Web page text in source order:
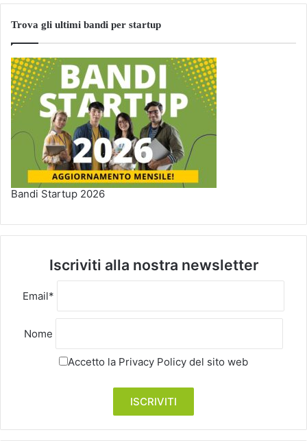
Trova gli ultimi bandi per startup
Bandi Startup 2026
Iscriviti alla nostra newsletter
Email*
Nome
Accetto la Privacy Policy del sito web